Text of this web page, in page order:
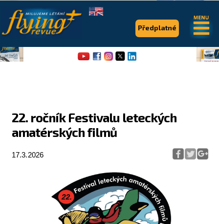
22. ročník Festivalu leteckých
amatérských filmů
17.3.2026
Předplatné
.
Flying Revue
Expedice
Pro piloty
Série & speciály